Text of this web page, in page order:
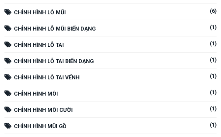
CHỈNH HÌNH LỖ MŨI (6)
CHỈNH HÌNH LỖ MŨI BIẾN DẠNG (1)
CHỈNH HÌNH LỖ TAI (1)
CHỈNH HÌNH LỖ TAI BIẾN DẠNG (1)
CHỈNH HÌNH LỖ TAI VỂNH (1)
CHỈNH HÌNH MÔI (1)
CHỈNH HÌNH MÔI CƯỜI (1)
CHỈNH HÌNH MŨI GỒ (1)